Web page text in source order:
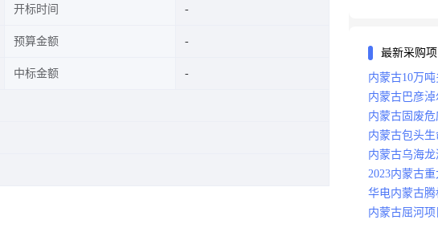
开标时间
预算金额
中标金额
最新采购项
内蒙古10万
内蒙古巴彦
内蒙古固废
内蒙古包头
内蒙古乌海
2023内蒙古
华电内蒙古
内蒙古屈河